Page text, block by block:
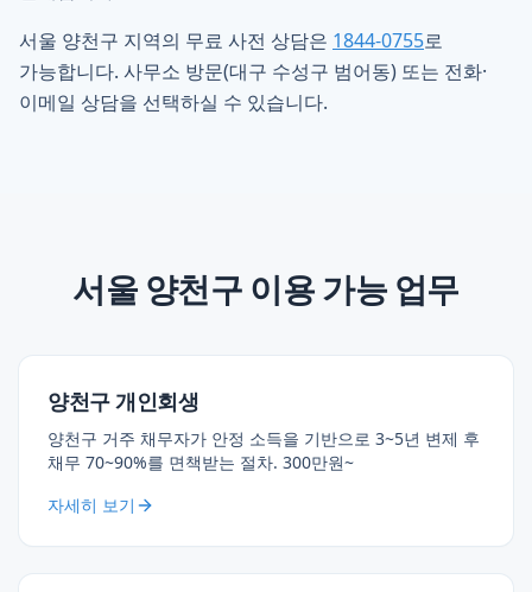
서울 양천구 지역의 무료 사전 상담은 1844-0755로
가능합니다. 사무소 방문(대구 수성구 범어동) 또는 전화·
이메일 상담을 선택하실 수 있습니다.
서울 양천구 이용 가능 업무
양천구 개인회생
양천구 거주 채무자가 안정 소득을 기반으로 3~5년 변제 후
채무 70~90%를 면책받는 절차. 300만원~
자세히 보기